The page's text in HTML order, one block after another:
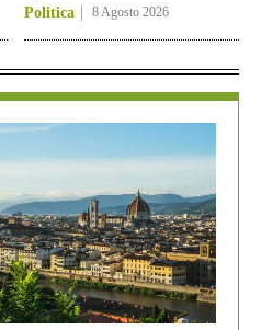
Politica 8 Agosto 2026